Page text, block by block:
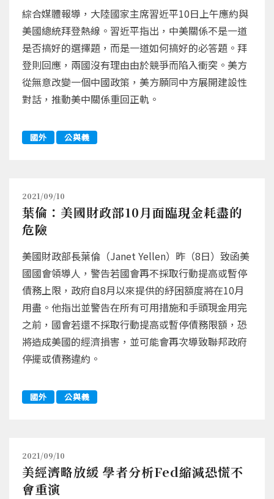
綜合媒體報導，大陸國家主席習近平10日上午應約與
美國總統拜登熱線。習近平指出，中美關係不是一道
是否搞好的選擇題，而是一道如何搞好的必答題。拜
登則回應，兩國沒有理由由於競爭而陷入衝突。美方
從無意改變一個中國政策，美方願同中方展開建設性
對話，推動美中關係重回正軌。
國外 公與義
2021/09/10
葉倫：美國財政部10月面臨現金耗盡的
危險
美國財政部長葉倫（Janet Yellen）昨（8日）致函美
國國會領導人，警告若國會再不採取行動提高或暫停
債務上限，政府自8月以來提供的紓困額度將在10月
用盡。他指出並警告在所有可用措施和手頭現金用完
之前，國會若還不採取行動提高或暫停債務限額，恐
將造成美國的經濟損害，並可能會再次導致聯邦政府
停擺或債務違約。
國外 公與義
2021/09/10
美經濟略放緩 學者分析Fed縮減恐慌不
會重演